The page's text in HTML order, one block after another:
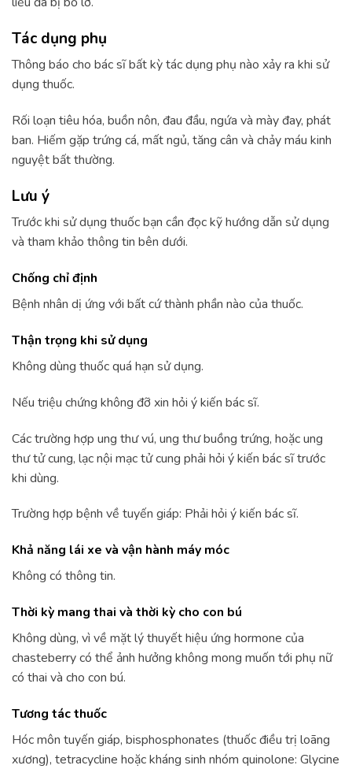
Tác dụng phụ
Thông báo cho bác sĩ bất kỳ tác dụng phụ nào xảy ra khi sử
dụng thuốc.
Rối loạn tiêu hóa, buồn nôn, đau đầu, ngứa và mày đay, phát
ban. Hiếm gặp trứng cá, mất ngủ, tăng cân và chảy máu kinh
nguyệt bất thường.
Lưu ý
Trước khi sử dụng thuốc bạn cần đọc kỹ hướng dẫn sử dụng
và tham khảo thông tin bên dưới.
Chống chỉ định
Bệnh nhân dị ứng với bất cứ thành phần nào của thuốc.
Thận trọng khi sử dụng
Không dùng thuốc quá hạn sử dụng.
Nếu triệu chứng không đỡ xin hỏi ý kiến bác sĩ.
Các trường hợp ung thư vú, ung thư buồng trứng, hoặc ung
thư tử cung, lạc nội mạc tử cung phải hỏi ý kiến bác sĩ trước
khi dùng.
Trường hợp bệnh về tuyến giáp: Phải hỏi ý kiến bác sĩ.
Khả năng lái xe và vận hành máy móc
Không có thông tin.
Thời kỳ mang thai và thời kỳ cho con bú
Không dùng, vì về mặt lý thuyết hiệu ứng hormone của
chasteberry có thể ảnh hưởng không mong muốn tới phụ nữ
có thai và cho con bú.
Tương tác thuốc
Hóc môn tuyến giáp, bisphosphonates (thuốc điều trị loãng
xương), tetracycline hoặc kháng sinh nhóm quinolone: Glycine